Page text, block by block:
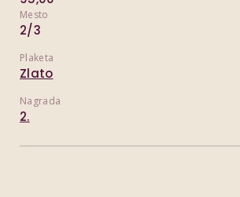
Mesto
2/3
Plaketa
Zlato
Nagrada
2.